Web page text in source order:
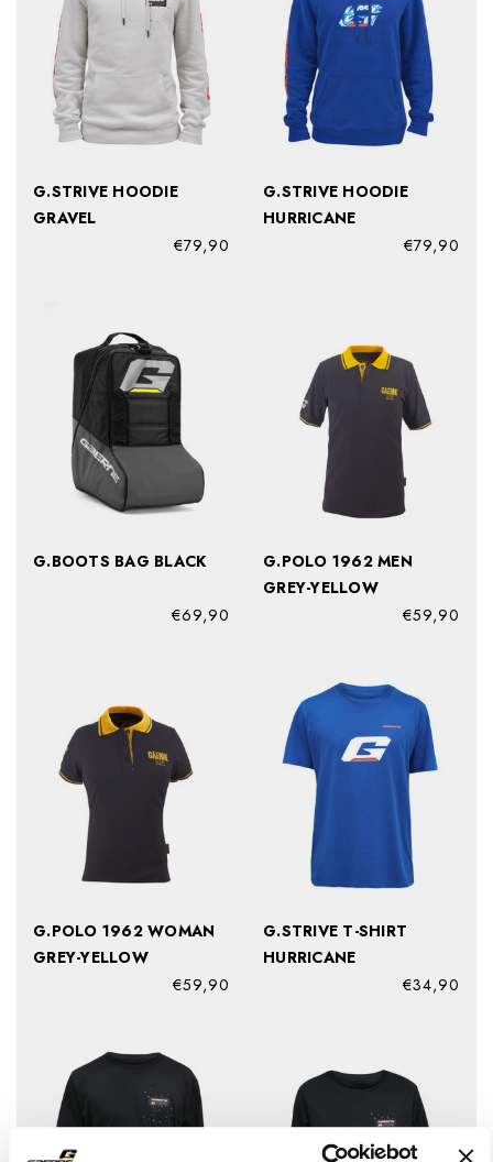
G.STRIVE HOODIE
GRAVEL
€79,90
G.STRIVE HOODIE
HURRICANE
€79,90
G.BOOTS BAG BLACK
€69,90
G.POLO 1962 MEN
GREY-YELLOW
€59,90
G.POLO 1962 WOMAN
GREY-YELLOW
€59,90
G.STRIVE T-SHIRT
HURRICANE
€34,90